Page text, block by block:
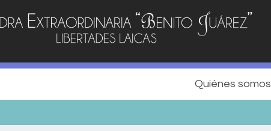
Quiénes somos